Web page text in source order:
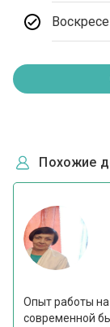
Похожие
Опыт работы
современной